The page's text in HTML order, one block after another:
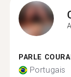
PARLE
Portugais